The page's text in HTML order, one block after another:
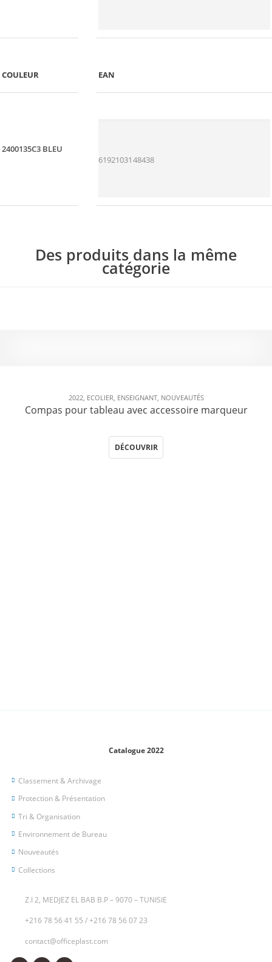
COULEUR EAN
2400135C3 BLEU
6192103148438
Des produits dans la même
catégorie
2022, ECOLIER, ENSEIGNANT, NOUVEAUTÉS
Compas pour tableau avec accessoire marqueur
DÉCOUVRIR
Catalogue 2022
Classement & Archivage
Protection & Présentation
Tri & Organisation
Environnement de Bureau
Nouveautés
Collections
Z.I 2, MEDJEZ EL BAB B.P – 9070 – TUNISIE
+216 78 56 41 55 /+216 78 56 07 23
contact@officeplast.com